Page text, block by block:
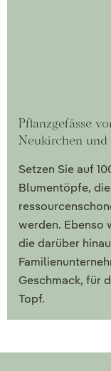
Pflanzgefässe
Neukirchen
Setzen Sie auf
Blumentöpfe,
werden. Ebenso
die darüber
Geschmack, für
Topf.